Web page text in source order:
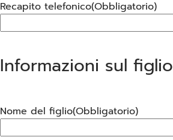
Recapito telefonico(Obbligatorio)
Informazioni sul figlio
Nome del figlio(Obbligatorio)